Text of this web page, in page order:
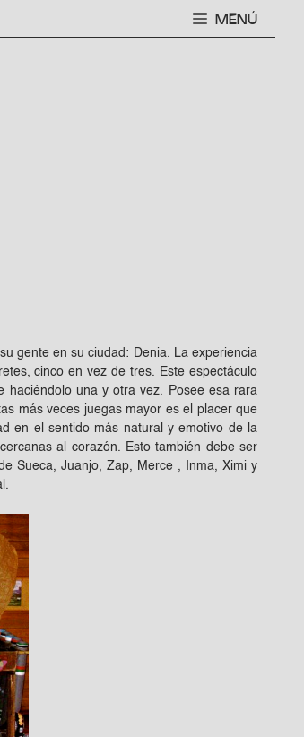
MENÚ
gente en su ciudad: Denia. La experiencia
cinco en vez de tres. Este espectáculo
haciéndolo una y otra vez. Posee esa rara
más veces juegas mayor es el placer que
en el sentido más natural y emotivo de la
al corazón. Esto también debe ser
Sueca, Juanjo, Zap, Merce , Inma, Ximi y